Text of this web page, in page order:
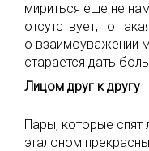
мириться еще не
отсутствует, то
о взаимоуважении
старается дать
Лицом друг к другу
Пары, которые спят
эталоном